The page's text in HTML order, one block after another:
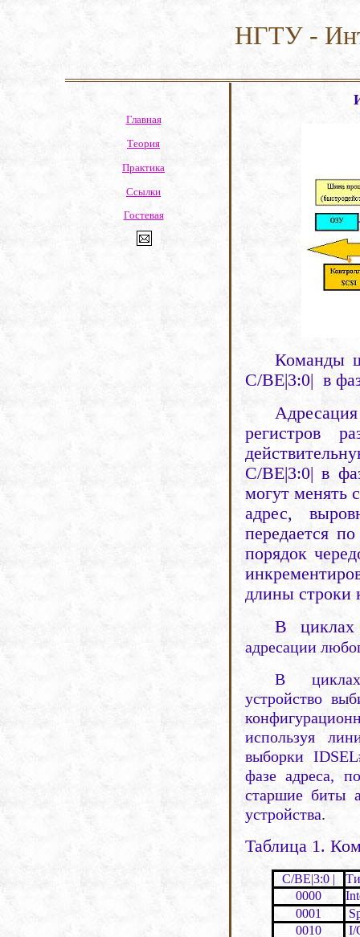
НГТУ -
Главная
Теория
Практика
Ссылки
Гостевая
Команды
С/ВЕ|3:0| в
регистров
С/ВЕ|3:0| в
могут менять
адрес,
передается
порядок
длины строки
В
адресации
В циклах
устройство
используя
выборки
фазе адреса,
старшие биты
устройства.
Таблица 1. К
С/ВЕ|3:0 |
0000
0001
0010
I/